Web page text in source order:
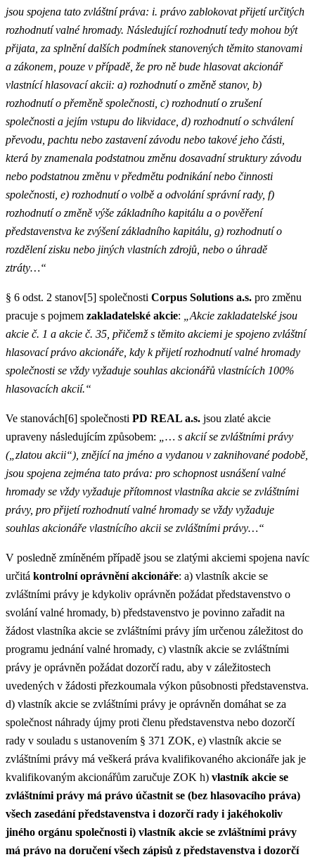
jsou spojena tato zvláštní práva: i. právo zablokovat přijetí určitých
rozhodnutí valné hromady. Následující rozhodnutí tedy mohou být
přijata, za splnění dalších podmínek stanovených těmito stanovami
a zákonem, pouze v případě, že pro ně bude hlasovat akcionář
vlastnící hlasovací akcii: a) rozhodnutí o změně stanov, b)
rozhodnutí o přeměně společnosti, c) rozhodnutí o zrušení
společnosti a jejím vstupu do likvidace, d) rozhodnutí o schválení
převodu, pachtu nebo zastavení závodu nebo takové jeho části,
která by znamenala podstatnou změnu dosavadní struktury závodu
nebo podstatnou změnu v předmětu podnikání nebo činnosti
společnosti, e) rozhodnutí o volbě a odvolání správní rady, f)
rozhodnutí o změně výše základního kapitálu a o pověření
představenstva ke zvýšení základního kapitálu, g) rozhodnutí o
rozdělení zisku nebo jiných vlastních zdrojů, nebo o úhradě
ztráty…“
§ 6 odst. 2 stanov[5] společnosti Corpus Solutions a.s. pro změnu
pracuje s pojmem zakladatelské akcie:
„Akcie zakladatelské jsou
akcie č. 1 a akcie č. 35, přičemž s těmito akciemi je spojeno zvláštní
hlasovací právo akcionáře, kdy k přijetí rozhodnutí valné hromady
společnosti se vždy vyžaduje souhlas akcionářů vlastnících 100%
hlasovacích akcií.“
Ve stanovách[6] společnosti PD REAL a.s. jsou zlaté akcie
upraveny následujícím způsobem:
„… s akcií se zvláštními právy
(„zlatou akcii“), znějící na jméno a vydanou v zaknihované podobě,
jsou spojena zejména tato práva: pro schopnost usnášení valné
hromady se vždy vyžaduje přítomnost vlastníka akcie se zvláštními
právy, pro přijetí rozhodnutí valné hromady se vždy vyžaduje
souhlas akcionáře vlastnícího akcii se zvláštními právy…“
V posledně zmíněném případě jsou se zlatými akciemi spojena navíc
určitá kontrolní oprávnění akcionáře: a) vlastník akcie se
zvláštními právy je kdykoliv oprávněn požádat představenstvo o
svolání valné hromady, b) představenstvo je povinno zařadit na
žádost vlastníka akcie se zvláštními právy jím určenou záležitost do
programu jednání valné hromady, c) vlastník akcie se zvláštními
právy je oprávněn požádat dozorčí radu, aby v záležitostech
uvedených v žádosti přezkoumala výkon působnosti představenstva.
d) vlastník akcie se zvláštními právy je oprávněn domáhat se za
společnost náhrady újmy proti členu představenstva nebo dozorčí
rady v souladu s ustanovením § 371 ZOK, e) vlastník akcie se
zvláštními právy má veškerá práva kvalifikovaného akcionáře jak je
kvalifikovaným akcionářům zaručuje ZOK h) vlastník akcie se
zvláštními právy má právo účastnit se (bez hlasovacího práva)
všech zasedání představenstva i dozorčí rady i jakéhokoliv
jiného orgánu společnosti i) vlastník akcie se zvláštními právy
má právo na doručení všech zápisů z představenstva i dozorčí